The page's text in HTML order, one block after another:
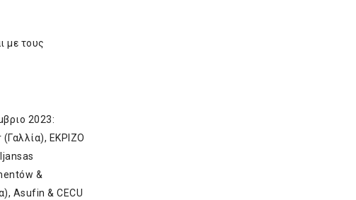
με τους
2023:
EKPIZO
&
Asufin & CECU